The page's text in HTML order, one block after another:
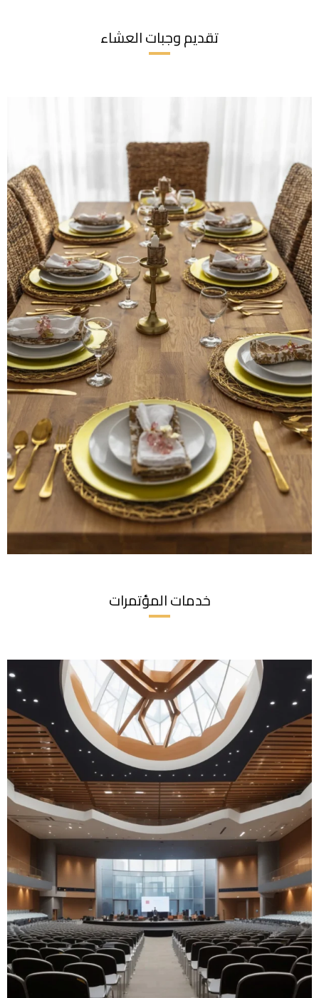
تقديم وجبات العشاء
خدمات المؤتمرات